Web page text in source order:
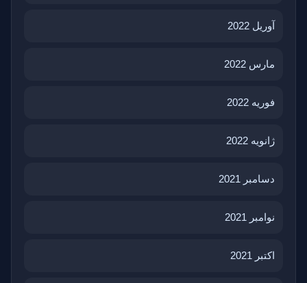
آوریل 2022
مارس 2022
فوریه 2022
ژانویه 2022
دسامبر 2021
نوامبر 2021
اکتبر 2021